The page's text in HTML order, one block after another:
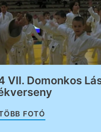
VII. Domonkos
FOTÓ